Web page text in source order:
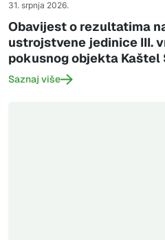
31. srpnja 2026.
Obavijest o rezultatima
ustrojstvene jedinice III.
pokusnog objekta Kaštel
Saznaj više